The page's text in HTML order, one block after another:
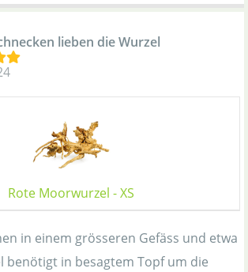
lieben die Wurzel
Rote Moorwurzel - XS
in einem grösseren Gefäss und etwa
benötigt in besagtem Topf um die